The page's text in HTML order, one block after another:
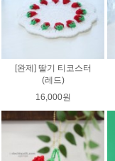
[완제] 딸기 티코스터
(레드)
16,000원